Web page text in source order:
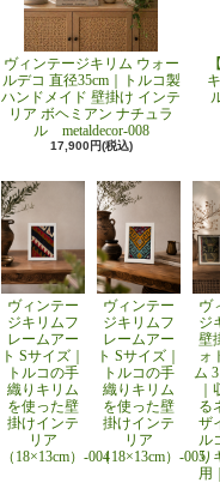
ヴィンテージキリム ウォー
ルデコ 直径35cm｜トルコ製
ハンドメイド 壁掛け インテ
リア ボヘミアン ナチュラ
ル metaldecor-008
17,900円(税込)
ヴィンテー
ジキリムフ
レームアー
ト Sサイズ｜
トルコの手
織りキリム
を使った壁
掛けインテ
リア
（18×13cm）-004
ヴィンテー
ジキリムフ
レームアー
ト Sサイズ｜
トルコの手
織りキリム
を使った壁
掛けインテ
リア
（18×13cm）-005
ヴ
ジ
壁
ォ
ム
る
ザ
ル
り
用